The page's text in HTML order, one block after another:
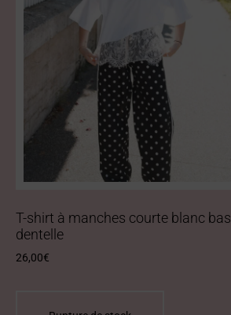
T-shirt à manches courte blanc bas
dentelle
26,00€